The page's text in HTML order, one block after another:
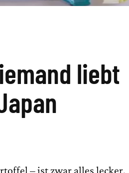
liebt
– ist zwar alles lecker,